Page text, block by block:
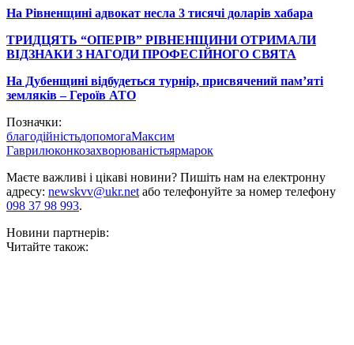
На Рівненщині адвокат несла 3 тисячі доларів хабара
ТРИДЦЯТЬ “ОПЕРІВ” РІВНЕНЩИНИ ОТРИМАЛИ
ВІДЗНАКИ З НАГОДИ ПРОФЕСІЙНОГО СВЯТА
На Дубенщині відбудеться турнір, присвячений пам’яті
земляків – Героїв АТО
Позначки:
благодійністьдопомогаМаксим
Гаврилюконкозахворюваністьярмарок
Маєте важливі і цікаві новини? Пишіть нам на електронну
адресу: newskvv@ukr.netабо телефонуйте за номер телефону
098 37 98 993.
Новини партнерів:
Читайте також: